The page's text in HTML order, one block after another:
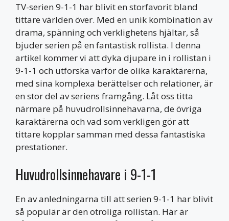
TV-serien 9-1-1 har blivit en storfavorit bland
tittare världen över. Med en unik kombination av
drama, spänning och verklighetens hjältar, så
bjuder serien på en fantastisk rollista. I denna
artikel kommer vi att dyka djupare in i rollistan i
9-1-1 och utforska varför de olika karaktärerna,
med sina komplexa berättelser och relationer, är
en stor del av seriens framgång. Låt oss titta
närmare på huvudrollsinnehavarna, de övriga
karaktärerna och vad som verkligen gör att
tittare kopplar samman med dessa fantastiska
prestationer.
Huvudrollsinnehavare i 9-1-1
En av anledningarna till att serien 9-1-1 har blivit
så populär är den otroliga rollistan. Här är